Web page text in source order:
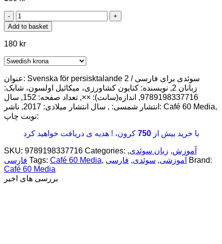
Svenska
för
persisktalande
2
سوئدی
فارسی
زبانان
2
quantity
Add to basket
180 kr
عنوان: Svenska för persisktalande 2 / سوئدی برای فارسی
زبانان 2, نویسنده: کتایون کشاورزی، میکائیل اولسون، شابک:
9789198337716, اندازه(سانت): ××, تعداد صفحه: 152, سال
انتشار شمسی: , سال انتشار میلادی: 2017, ناشر: Café 60 Media,
نوبت چاپ:
با خرید بیش از750 کرون، ! هدیه ی دریافت خواهید کرد
SKU: 9789198337716 Categories: آموزش, زبان سوئدی,
فارسی Tags: Café 60 Media, آموزشی, سوئدی, فارسی
Brand:
Café 60 Media
بررسی های اخیر